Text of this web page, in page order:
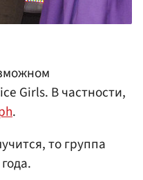
Girls. В частности,
.
то группа